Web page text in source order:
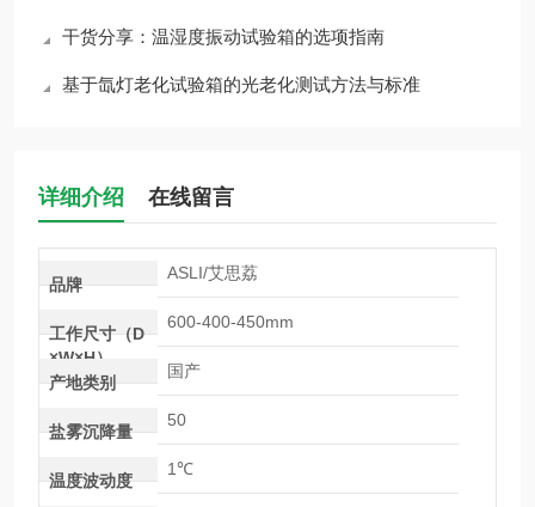
干货分享：温湿度振动试验箱的选项指南
基于氙灯老化试验箱的光老化测试方法与标准
详细介绍 在线留言
品牌
ASLI/艾思荔
工作尺寸（D
×W×H）
600-400-450mm
产地类别
国产
盐雾沉降量
50
温度波动度
1℃